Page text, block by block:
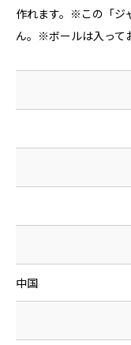
作れます。※この「ジ
ん。※ボールは入って
中国